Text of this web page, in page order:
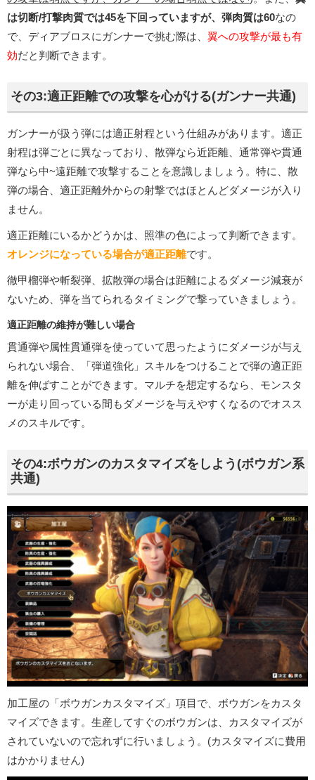
は切断/打撃肉質では45を下回っていますが、弾肉質は60なの
で、ディアブロスにガンナーで挑む際は、 翼への攻撃が最も有
効だと判断できます。
その3:適正距離での攻撃を心がける(ガンナー共通)
ガンナーが扱う弾には適正射程という仕組みがあります。適正
射程は弾ごとに異なっており、散弾なら近距離、通常弾や貫通
弾なら中~遠距離で攻撃することを意識しましょう。特に、散
弾の場合、適正距離外からの射撃ではほとんどダメージが入り
ません。
適正距離にいるかどうかは、照準の色によって判断できます。
オレンジになっている場合が適正距離です。
徹甲榴弾や斬裂弾、拡散弾の場合は距離によるダメージ減衰が
ないため、弾を当てられるタイミングで撃っていきましょう。
適正距離の維持が難しい場合
貫通弾や属性貫通弾を使っていて思ったようにダメージが与え
られない場合、「弾道強化」スキルをつけることで弾の適正距
離を伸ばすことができます。マルチを想定するなら、モンスタ
ーが走り回っている間もダメージを与えやすくなるのでオスス
メのスキルです。
その4:ボウガンのカスタマイズをしよう(ボウガン系
共通)
加工屋の「ボウガンカスタマイズ」項目で、ボウガンをカスタ
マイズできます。生産してすぐのボウガンは、カスタマイズが
されていないので忘れずに行いましょう。(カスタマイズに費用
はかかりません)